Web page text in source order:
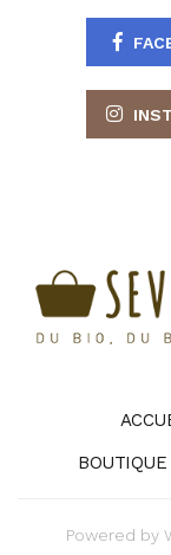
Powered by